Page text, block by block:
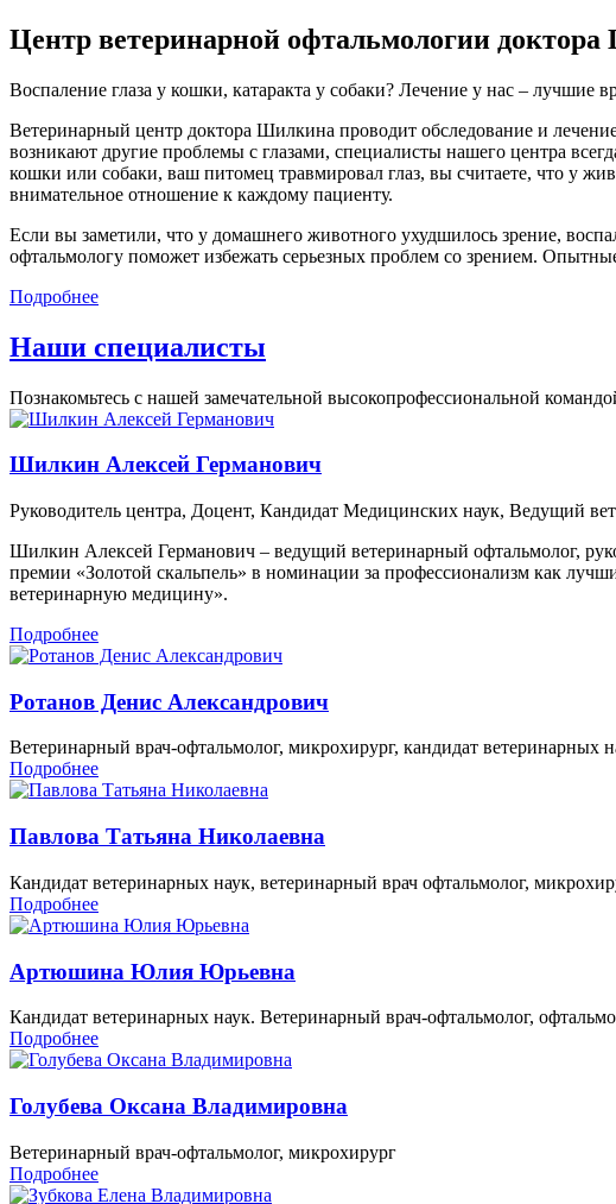
Центр ветеринарной офтальмологии
Воспаление глаза у кошки, катаракта у собаки? Лечение у нас – лучшие
Ветеринарный центр доктора Шилкина проводит обследование и
возникают другие проблемы с глазами, специалисты нашего центра
кошки или собаки, ваш питомец травмировал глаз, вы считаете, что у
внимательное отношение к каждому пациенту.
Если вы заметили, что у домашнего животного ухудшилось зрение,
офтальмологу поможет избежать серьезных проблем со зрением.
Подробнее
Наши специалисты
Познакомьтесь с нашей замечательной высокопрофессиональной
Шилкин Алексей Германович
Руководитель центра, Доцент, Кандидат Медицинских наук, Ведущий
Шилкин Алексей Германович – ведущий ветеринарный офтальмолог,
премии «Золотой скальпель» в номинации за профессионализм как
ветеринарную медицину».
Подробнее
Ротанов Денис Александрович
Ветеринарный врач-офтальмолог, микрохирург, кандидат ветеринарных
Подробнее
Павлова Татьяна Николаевна
Кандидат ветеринарных наук, ветеринарный врач офтальмолог,
Подробнее
Артюшина Юлия Юрьевна
Кандидат ветеринарных наук. Ветеринарный врач-офтальмолог,
Подробнее
Голубева Оксана Владимировна
Ветеринарный врач-офтальмолог, микрохирург
Подробнее